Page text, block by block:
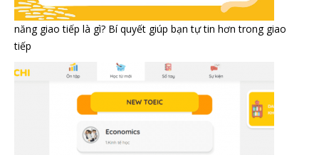
năng giao tiếp là gì? Bí quyết giúp bạn tự tin hơn trong giao
tiếp